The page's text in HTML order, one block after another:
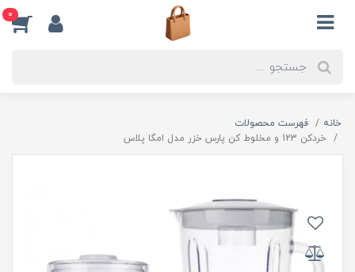
0
خانه
فهرست محصولات
خردکن 123 و مخلوط کن پارس خزر مدل امگا پلاس